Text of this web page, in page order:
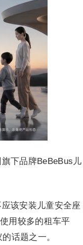
下品牌BeBeBus儿
该安装儿童安全座
用较多的租车平
话题之一。